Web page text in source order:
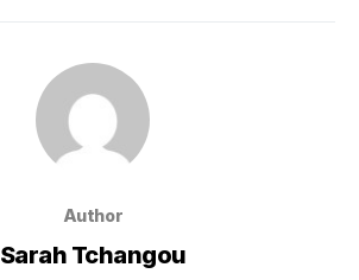
Author
Sarah Tchangou